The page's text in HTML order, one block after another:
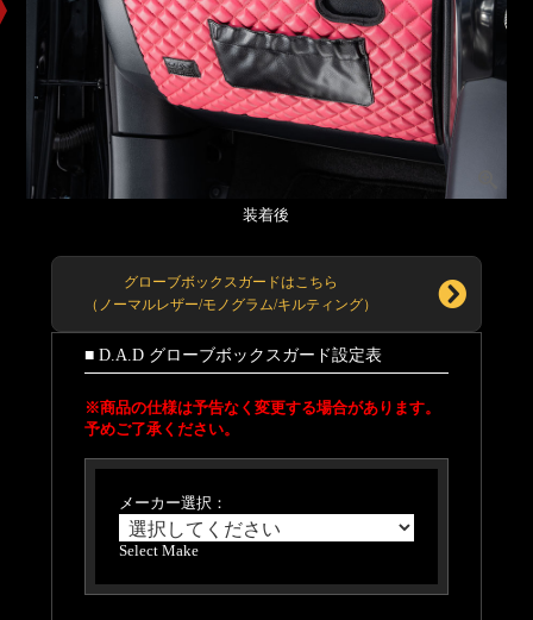
装着後
グローブボックスガードはこちら
（ノーマルレザー/モノグラム/キルティング）
■ D.A.D グローブボックスガード設定表
※商品の仕様は予告なく変更する場合があります。
予めご了承ください。
メーカー選択：
Select Make